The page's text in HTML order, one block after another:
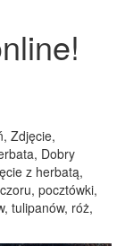
Zdjęcie,
Dobry
z herbatą,
pocztówki,
tulipanów, róż,